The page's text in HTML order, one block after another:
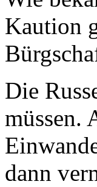
Kaution
Die
müssen.
dann